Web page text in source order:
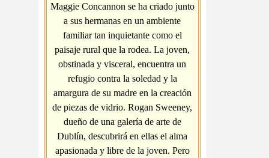
Maggie Concannon se ha criado junto
a sus hermanas en un ambiente
familiar tan inquietante como el
paisaje rural que la rodea. La joven,
obstinada y visceral, encuentra un
refugio contra la soledad y la
amargura de su madre en la creación
de piezas de vidrio. Rogan Sweeney,
dueño de una galería de arte de
Dublín, descubrirá en ellas el alma
apasionada y libre de la joven. Pero